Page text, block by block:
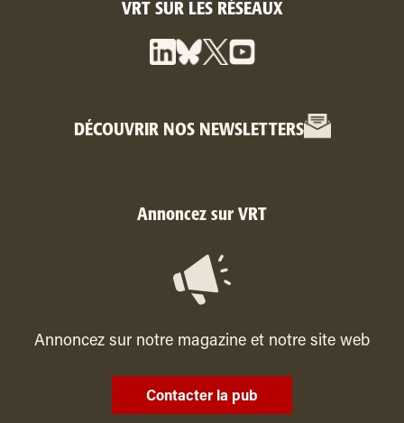
VRT SUR LES RÉSEAUX
DÉCOUVRIR NOS NEWSLETTERS
Annoncez sur VRT
Annoncez sur notre magazine et notre site web
Contacter la pub